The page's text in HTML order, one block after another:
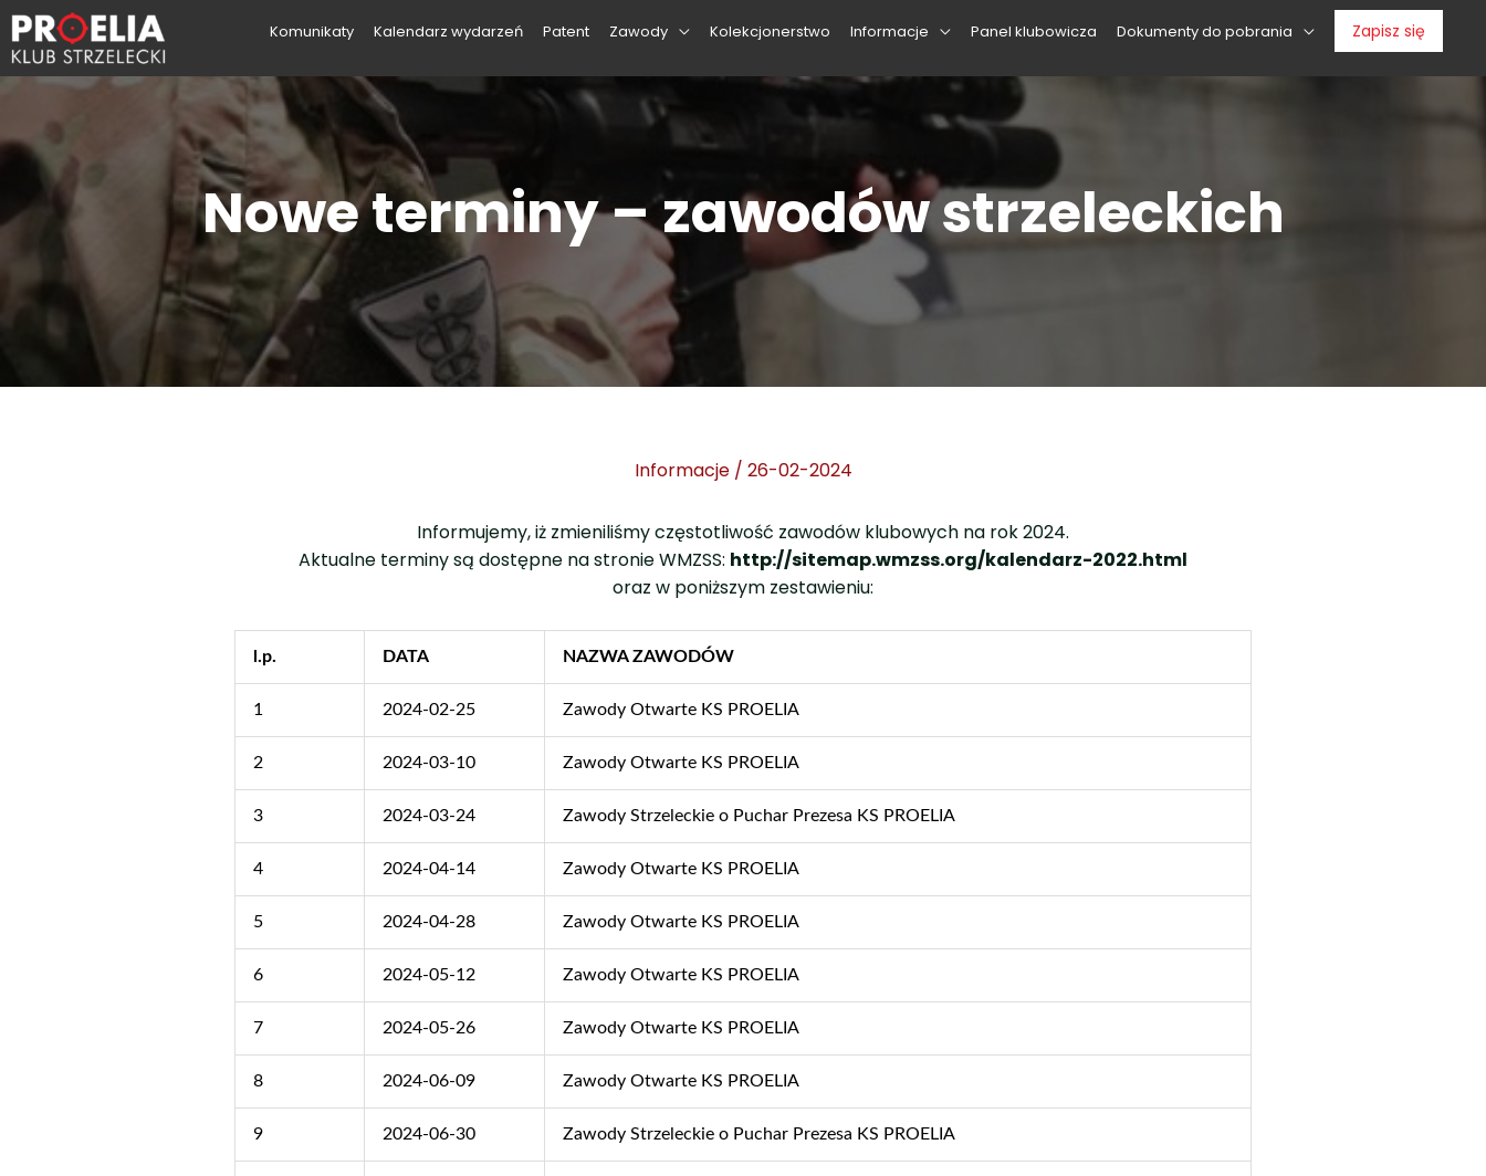
Komunikaty Kalendarz wydarzeń Patent Zawody Kolekcjonerstwo Informacje Panel klubowicza Dokumenty do pobrania Zapisz się
Nowe terminy – zawodów strzeleckich
Informacje/ 26-02-2024
Informujemy, iż zmieniliśmy częstotliwość zawodów klubowych na rok 2024.
Aktualne terminy są dostępne na stronie WMZSS: http://sitemap.wmzss.org/kalendarz-2022.html
oraz w poniższym zestawieniu:
l.p. DATA NAZWA ZAWODÓW
1 2024-02-25 Zawody Otwarte KS PROELIA
2 2024-03-10 Zawody Otwarte KS PROELIA
3 2024-03-24 Zawody Strzeleckie o Puchar Prezesa KS PROELIA
4 2024-04-14 Zawody Otwarte KS PROELIA
5 2024-04-28 Zawody Otwarte KS PROELIA
6 2024-05-12 Zawody Otwarte KS PROELIA
7 2024-05-26 Zawody Otwarte KS PROELIA
8 2024-06-09 Zawody Otwarte KS PROELIA
9 2024-06-30 Zawody Strzeleckie o Puchar Prezesa KS PROELIA